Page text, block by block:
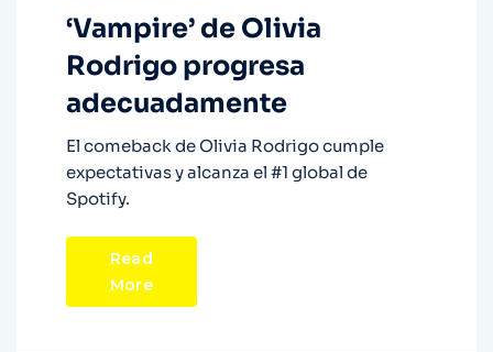
‘Vampire’ de Olivia
Rodrigo progresa
adecuadamente
El comeback de Olivia Rodrigo cumple
expectativas y alcanza el #1 global de
Spotify.
Read
More